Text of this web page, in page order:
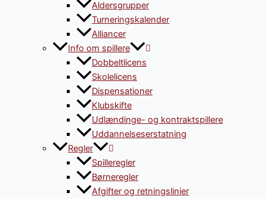
Aldersgrupper
Turneringskalender
Alliancer
Info om spillere
Dobbeltlicens
Skolelicens
Dispensationer
Klubskifte
Udlændinge- og kontraktspillere
Uddannelseserstatning
Regler
Spilleregler
Børneregler
Afgifter og retningslinier